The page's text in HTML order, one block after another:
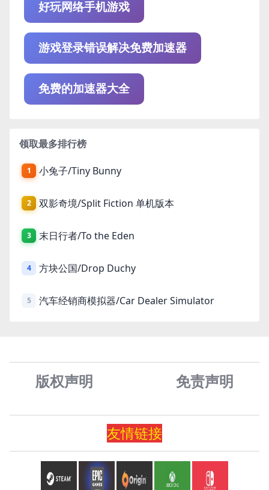
好玩网络手机游戏
游戏登录错误解决免费加速器
免费的加速器大全
领取最多排行榜
1 小兔子/Tiny Bunny
2 双影奇境/Split Fiction 单机版本
3 末日行者/To the Eden
4 方块公国/Drop Duchy
5 汽车经销商模拟器/Car Dealer Simulator
版权声明 免责声明
友情链接